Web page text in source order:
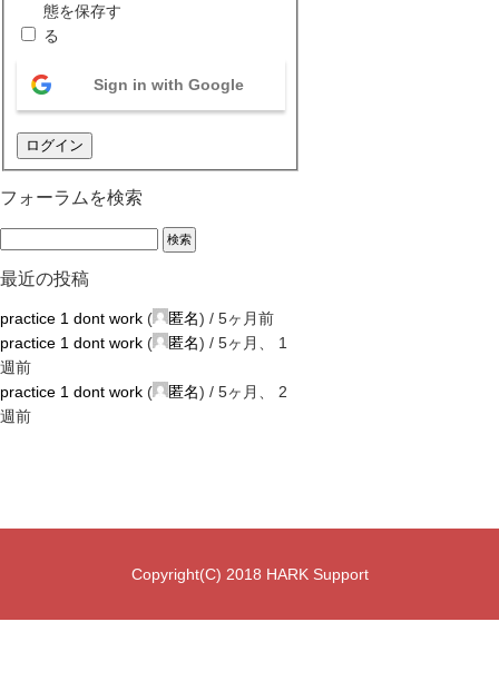
態を保存す
る
Sign in with Google
ログイン
フォーラムを検索
最近の投稿
practice 1 dont work ( 匿名) / 5ヶ月前
practice 1 dont work ( 匿名) / 5ヶ月、 1
週前
practice 1 dont work ( 匿名) / 5ヶ月、 2
週前
Copyright(C) 2018 HARK Support